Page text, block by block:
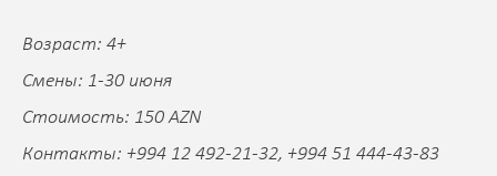
Возраст: 4+
Смены: 1-30 июня
Стоимость: 150 AZN
Контакты: +994 12 492-21-32, +994 51 444-43-83